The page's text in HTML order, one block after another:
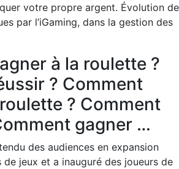
votre propre argent. Évolution de
par l’iGaming, dans la gestion des
à la roulette ?
? Comment
? Comment
gagner …
des audiences en expansion
de jeux et a inauguré des joueurs de